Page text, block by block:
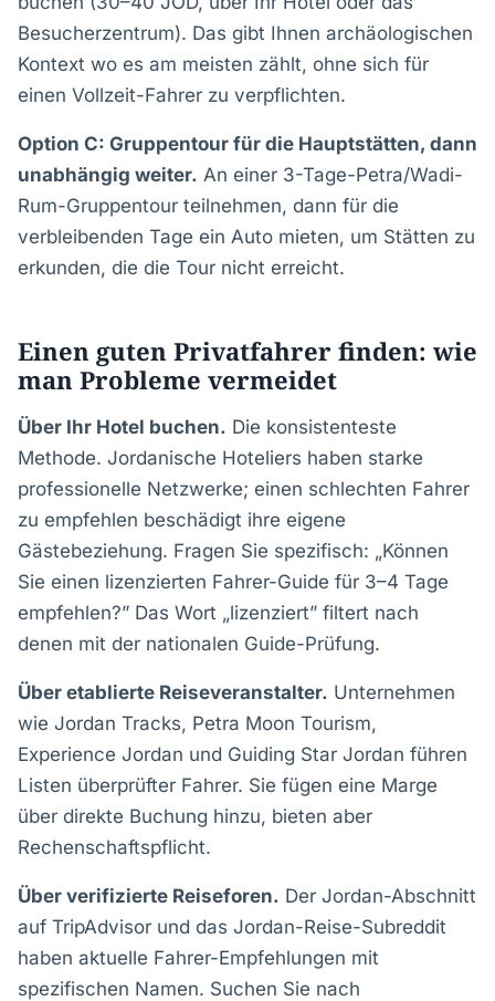
Besucherzentrum). Das gibt Ihnen archäologischen
Kontext wo es am meisten zählt, ohne sich für
einen Vollzeit-Fahrer zu verpflichten.
Option C: Gruppentour für die Hauptstätten, dann
unabhängig weiter. An einer 3-Tage-Petra/Wadi-
Rum-Gruppentour teilnehmen, dann für die
verbleibenden Tage ein Auto mieten, um Stätten zu
erkunden, die die Tour nicht erreicht.
Einen guten Privatfahrer finden: wie
man Probleme vermeidet
Über Ihr Hotel buchen. Die konsistenteste
Methode. Jordanische Hoteliers haben starke
professionelle Netzwerke; einen schlechten Fahrer
zu empfehlen beschädigt ihre eigene
Gästebeziehung. Fragen Sie spezifisch: „Können
Sie einen lizenzierten Fahrer-Guide für 3–4 Tage
empfehlen?” Das Wort „lizenziert” filtert nach
denen mit der nationalen Guide-Prüfung.
Über etablierte Reiseveranstalter. Unternehmen
wie Jordan Tracks, Petra Moon Tourism,
Experience Jordan und Guiding Star Jordan führen
Listen überprüfter Fahrer. Sie fügen eine Marge
über direkte Buchung hinzu, bieten aber
Rechenschaftspflicht.
Über verifizierte Reiseforen. Der Jordan-Abschnitt
auf TripAdvisor und das Jordan-Reise-Subreddit
haben aktuelle Fahrer-Empfehlungen mit
spezifischen Namen. Suchen Sie nach